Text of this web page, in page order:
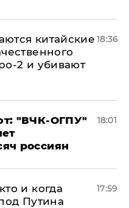
китайские
2 и убивают
18:36
"ВЧК-ОГПУ"
россиян
18:01
и когда
Путина
17:59